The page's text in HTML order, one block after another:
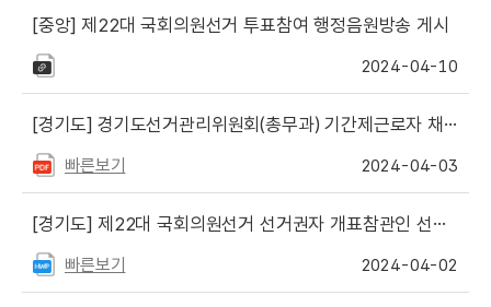
[중앙] 제22대 국회의원선거 투표참여 행정음원방송 게시
2024-04-10
[경기도] 경기도선거관리위원회(총무과) 기간제근로자 채용 공고
빠른보기 2024-04-03
[경기도] 제22대 국회의원선거 선거권자 개표참관인 선정자 명단
빠른보기 2024-04-02